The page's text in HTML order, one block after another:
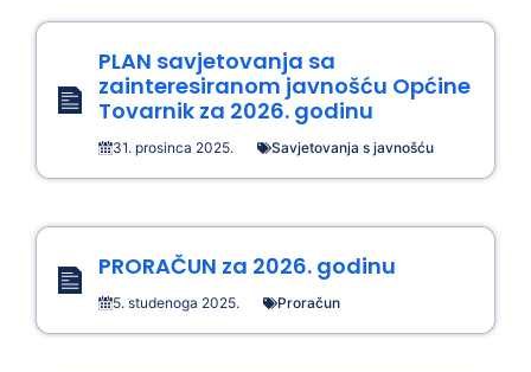
PLAN savjetovanja sa
zainteresiranom javnošću Općine
Tovarnik za 2026. godinu
31. prosinca 2025. Savjetovanja s javnošću
PRORAČUN za 2026. godinu
5. studenoga 2025. Proračun